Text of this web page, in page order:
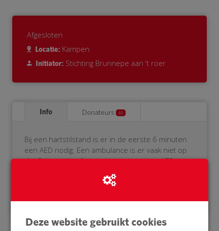
Afgesloten
Locatie: Kampen
Initiator: Stichting Brunnepe aan 't roer
Info Donateurs 61
Bij een hartstilstand is er in de eerste 6 minuten
een AED nodig. Een ambulance is er vaak niet op
tijd. Daarom heeft onze buurt een eigen AED
nodig. Help je mee? Doneer voor onze BuurtAED!
Deze website gebruikt cookies